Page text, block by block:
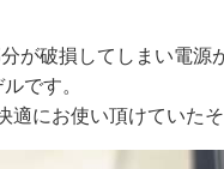
破損してしまい電源
です。
にお使い頂けていたそ